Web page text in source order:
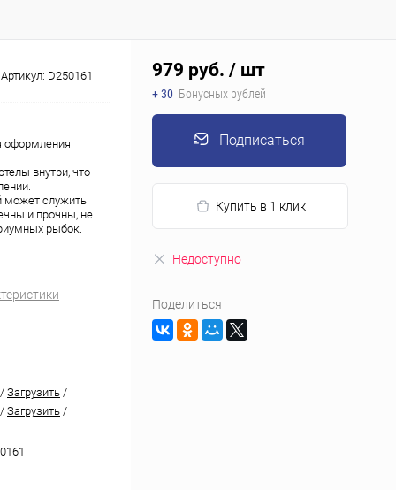
Артикул: D250161
оформления
внутри, что
может служить
и прочны, не
рыбок.
/ Загрузить /
/ Загрузить /
979 руб. / шт
+ 30 Бонусных рублей
Подписаться
Купить в 1 клик
Недоступно
Поделиться